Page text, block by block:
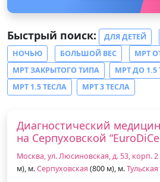
Быстрый поиск: ДЛЯ ДЕТЕЙ
НОЧЬЮ
БОЛЬШОЙ ВЕС
МРТ
МРТ ЗАКРЫТОГО ТИПА
МРТ ДО 1.5
МРТ 1.5 ТЕСЛА
МРТ 3 ТЕСЛА
Диагностический
на Серпуховской
Москва, ул. Люсиновская, д. 53, корп. 2
м), м.Серпуховская (800 м), м.Тульская